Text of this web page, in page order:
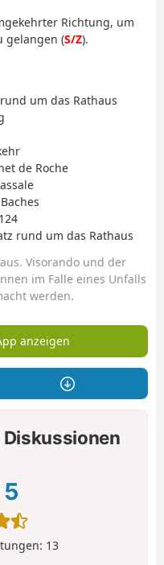
Richtung, um
gelangen (S/Z).
um das Rathaus
de Roche
rund um das Rathaus
Visorando und der
im Falle eines Unfalls
werden.
anzeigen
5
13